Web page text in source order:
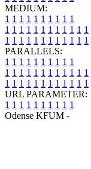
MEDIUM:
1 1 1 1 1 1 1 1 1 1
1 1 1 1 1 1 1 1 1 1 1 1
1 1 1 1 1 1 1 1 1 1 1 1
PARALLELS:
1 1 1 1 1 1 1 1 1 1
1 1 1 1 1 1 1 1 1 1 1 1
1 1 1 1 1 1 1 1 1 1 1 1
URL PARAMETER:
1 1 1 1 1 1 1 1 1 1
Odense KFUM -